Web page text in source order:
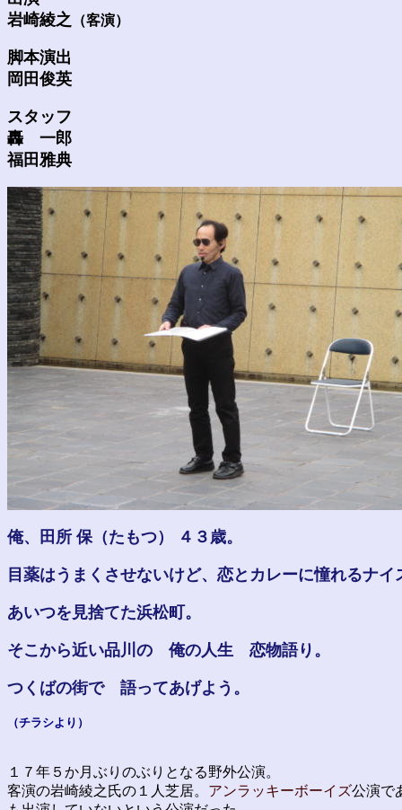
岩崎綾之 （客演）
脚本演出
岡田俊英
スタッフ
轟 一郎
福田雅典
俺、田所 保（たもつ） ４３歳。
目薬はうまくさせないけど、恋とカレーに憧れるナイ
あいつを見捨てた浜松町。
そこから近い品川の 俺の人生 恋物語り。
つくばの街で 語ってあげよう。
（チラシより）
１７年５か月ぶりのぶりとなる野外公演。
客演の岩崎綾之氏の１人芝居。 アンラッキーボーイズ公演で